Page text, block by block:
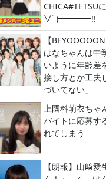
∀ﾟ)━━━━!!
【
はなちゃんは中
いように年齢差
接し方とか工夫
づいてない」
上國料萌衣ち
バイトに応募す
れてしまう
【朗報】山﨑